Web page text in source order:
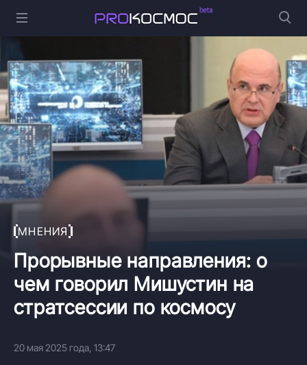
МНЕНИЯ
Прорывные направления: о
чем говорил Мишустин на
стратсессии по космосу
20 мая 2025 года, 13:47